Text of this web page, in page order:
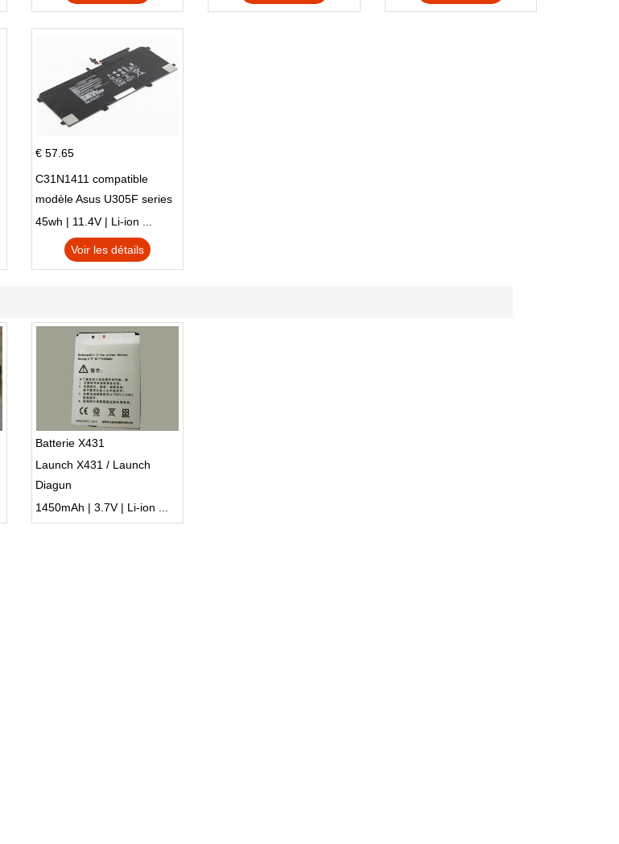
€ 57.65
C31N1411 compatible
modèle Asus U305F series
45wh | 11.4V | Li-ion ...
Voir les détails
Batterie X431
Launch X431 / Launch
Diagun
1450mAh | 3.7V | Li-ion ...